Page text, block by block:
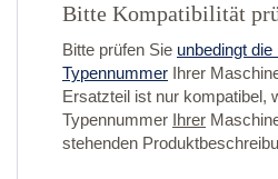
Bitte Kompatibilität
Bitte prüfen Sie unbedingt die
Typennummer Ihrer
Ersatzteil ist nur kompatibel,
Typennummer Ihrer
stehenden